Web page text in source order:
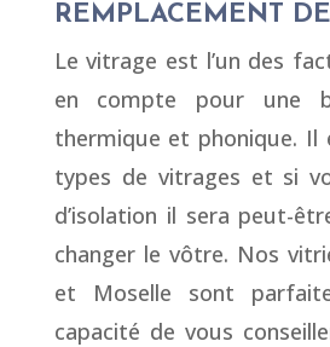
REMPLACEMENT
Le vitrage est l’un des
en compte pour une
thermique et phonique. Il
types de vitrages et si
d’isolation il sera peut-
changer le vôtre. Nos
et Moselle sont
capacité de vous